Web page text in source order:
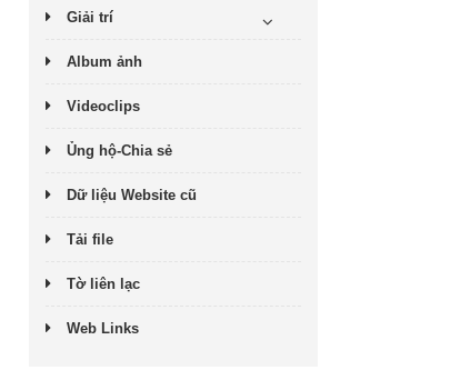
Giải trí
Album ảnh
Videoclips
Ủng hộ-Chia sẻ
Dữ liệu Website cũ
Tải file
Tờ liên lạc
Web Links